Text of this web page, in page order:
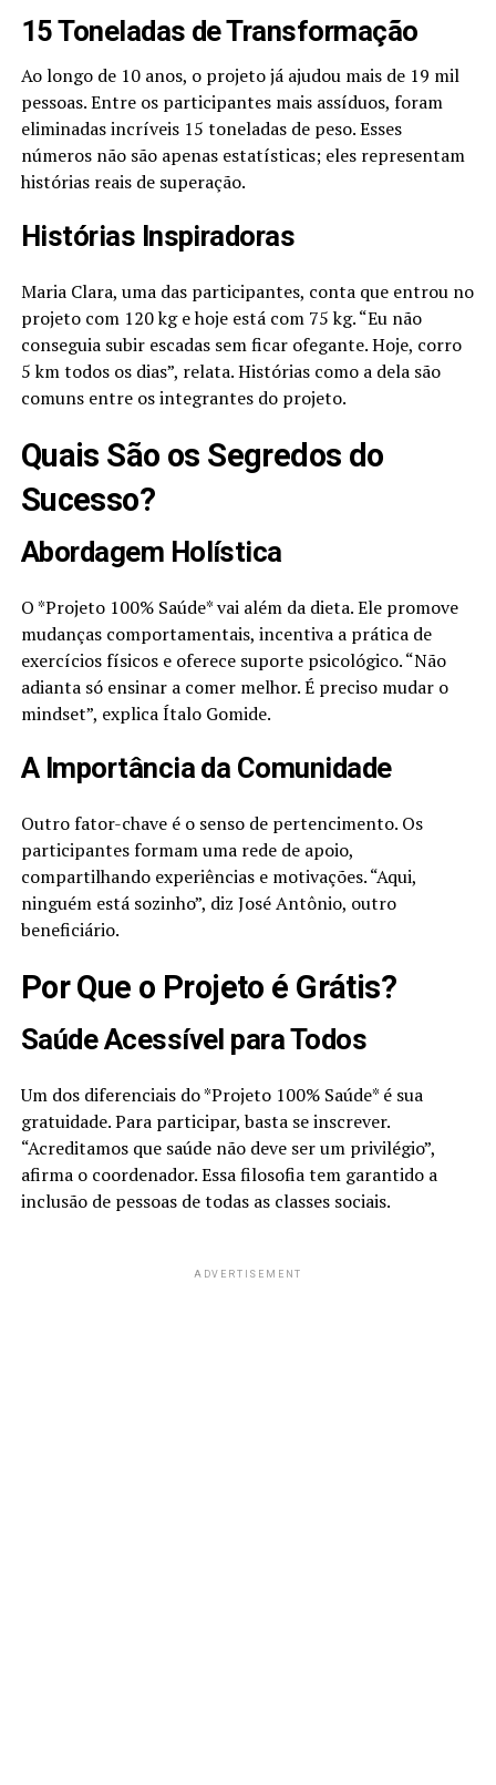
15 Toneladas de Transformação
Ao longo de 10 anos, o projeto já ajudou mais de 19 mil
pessoas. Entre os participantes mais assíduos, foram
eliminadas incríveis 15 toneladas de peso. Esses
números não são apenas estatísticas; eles representam
histórias reais de superação.
Histórias Inspiradoras
Maria Clara, uma das participantes, conta que entrou no
projeto com 120 kg e hoje está com 75 kg. “Eu não
conseguia subir escadas sem ficar ofegante. Hoje, corro
5 km todos os dias”, relata. Histórias como a dela são
comuns entre os integrantes do projeto.
Quais São os Segredos do
Sucesso?
Abordagem Holística
O *Projeto 100% Saúde* vai além da dieta. Ele promove
mudanças comportamentais, incentiva a prática de
exercícios físicos e oferece suporte psicológico. “Não
adianta só ensinar a comer melhor. É preciso mudar o
mindset”, explica Ítalo Gomide.
A Importância da Comunidade
Outro fator-chave é o senso de pertencimento. Os
participantes formam uma rede de apoio,
compartilhando experiências e motivações. “Aqui,
ninguém está sozinho”, diz José Antônio, outro
beneficiário.
Por Que o Projeto é Grátis?
Saúde Acessível para Todos
Um dos diferenciais do *Projeto 100% Saúde* é sua
gratuidade. Para participar, basta se inscrever.
“Acreditamos que saúde não deve ser um privilégio”,
afirma o coordenador. Essa filosofia tem garantido a
inclusão de pessoas de todas as classes sociais.
ADVERTISEMENT